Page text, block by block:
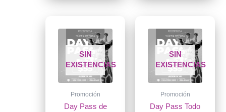
SIN
EXISTENCIAS
Promoción
Day Pass de
SIN
EXISTENCIAS
Promoción
Day Pass Todo